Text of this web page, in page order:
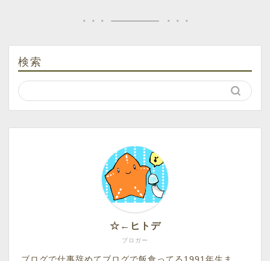
検索
ブロガー
☆←ヒトデ